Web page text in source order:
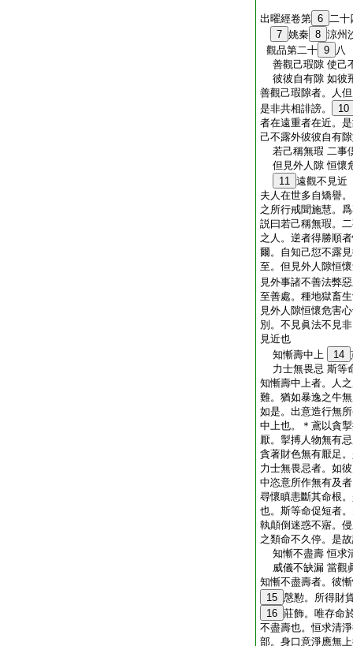
出曜經卷第 6 二十
7 姚秦 8 涼州
觀品第二十 9 八
善觀己瑕隙 使己
彼彼自有隙 如彼
善觀己瑕隙者。人
是非共相誹謗。
10
者在遠重者在近。
己不露外彼彼自有
若己稱無瑕 二事
但見外人隙 恒懷
11 遠觀不見近
夫人在世多自矯譽
之所行戒聞施慧。
説曰若己稱無瑕。
之人。逆者得勝順
爾。自知己愆不露
至。但見外人隙恒
見外事諸不善法弊
至善處。種地獄畜
見外人隙恒懷危害
別。不見眞法不見
見近也
知慚壽中上
14
力士無畏忌 斯等
知慚壽中上者。人
難。猶如暴逸之牛
如是。出意造行無
中上也。＊鳶以貪
厭。掣搏人物無有
貪著財色無有厭足
力士無畏忌者。如
中恣意所作無有及
尋懷瞋恚斷其命根
也。斯等命促短者
執顛倒迷惑不寤。
之類命不久停。是
知慚不盡壽 恒求
威儀不缺漏 當觀
知慚不盡壽者。彼
15 慇懃。所得財
16 莊飾。唯存命
不盡壽也。恒求清
部。身口意淨應無